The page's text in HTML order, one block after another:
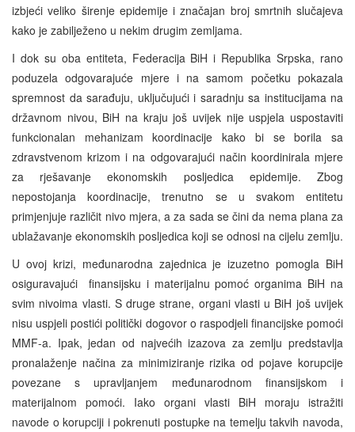
izbjeći veliko širenje epidemije i značajan broj smrtnih slučajeva
kako je zabilježeno u nekim drugim zemljama.
I dok su oba entiteta, Federacija BiH i Republika Srpska, rano
poduzela odgovarajuće mjere i na samom početku pokazala
spremnost da sarađuju, uključujući i saradnju sa institucijama na
državnom nivou, BiH na kraju još uvijek nije uspjela uspostaviti
funkcionalan mehanizam koordinacije kako bi se borila sa
zdravstvenom krizom i na odgovarajući način koordinirala mjere
za rješavanje ekonomskih posljedica epidemije. Zbog
nepostojanja koordinacije, trenutno se u svakom entitetu
primjenjuje različit nivo mjera, a za sada se čini da nema plana za
ublažavanje ekonomskih posljedica koji se odnosi na cijelu zemlju.
U ovoj krizi, međunarodna zajednica je izuzetno pomogla BiH
osiguravajući finansijsku i materijalnu pomoć organima BiH na
svim nivoima vlasti. S druge strane, organi vlasti u BiH još uvijek
nisu uspjeli postići politički dogovor o raspodjeli financijske pomoći
MMF-a. Ipak, jedan od najvećih izazova za zemlju predstavlja
pronalaženje načina za minimiziranje rizika od pojave korupcije
povezane s upravljanjem međunarodnom finansijskom i
materijalnom pomoći. Iako organi vlasti BiH moraju istražiti
navode o korupciji i pokrenuti postupke na temelju takvih navoda,